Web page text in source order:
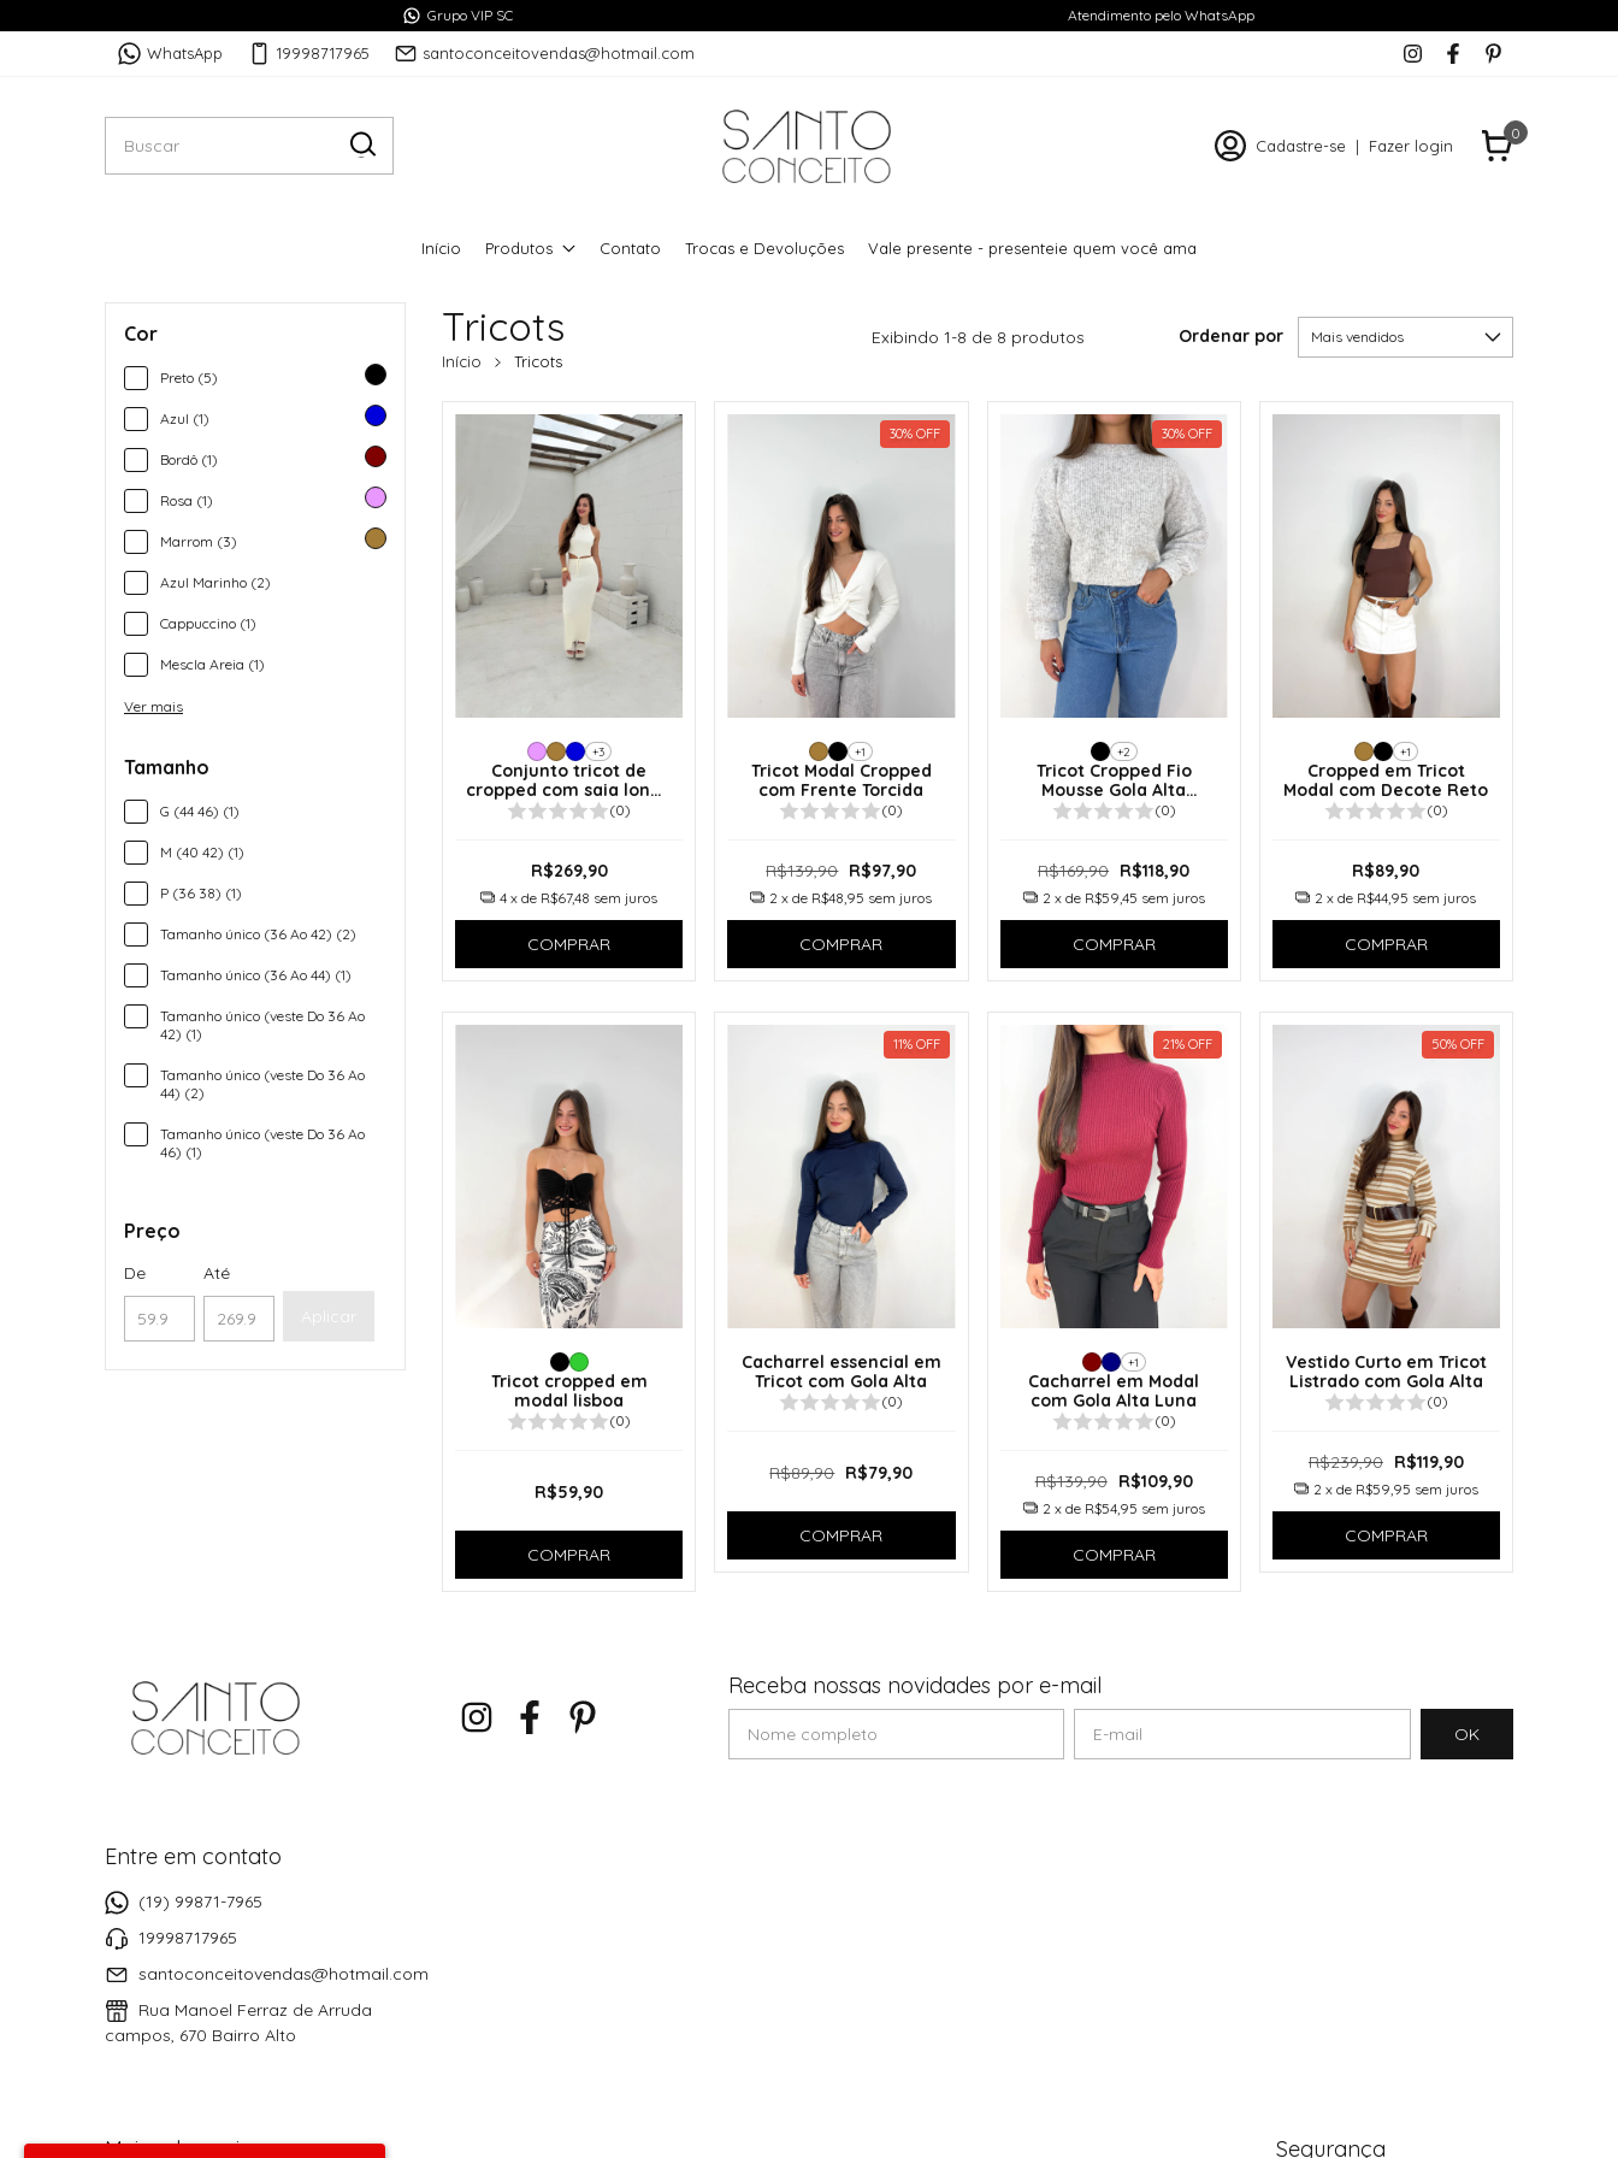
Grupo VIP SC Atendimento pelo WhatsApp
WhatsApp 19998717965 santoconceitovendas@hotmail.com
Cadastre-se | Fazer login
0
Início Produtos Contato Trocas e Devoluções Vale presente - presenteie quem você ama
Cor
Preto (5)
Azul (1)
Bordô (1)
Rosa (1)
Marrom (3)
Azul Marinho (2)
Cappuccino (1)
Mescla Areia (1)
Ver mais
Tamanho
G (44 46) (1)
M (40 42) (1)
P (36 38) (1)
Tamanho único (36 Ao 42) (2)
Tamanho único (36 Ao 44) (1)
Tamanho único (veste Do 36 Ao
42) (1)
Tamanho único (veste Do 36 Ao
44) (2)
Tamanho único (veste Do 36 Ao
46) (1)
Preço
De
Até
Aplicar
Tricots
Início Tricots
Exibindo 1-8 de 8 produtos Ordenar por
+3
Conjunto tricot de
cropped com saia longa
ana
(0)
R$269,90
4 x de R$67,48 sem juros
COMPRAR
30% OFF
+1
Tricot Modal Cropped
com Frente Torcida
(0)
R$139,90 R$97,90
2 x de R$48,95 sem juros
COMPRAR
30% OFF
+2
Tricot Cropped Fio
Mousse Gola Alta
Oversized Liz
(0)
R$169,90 R$118,90
2 x de R$59,45 sem juros
COMPRAR
+1
Cropped em Tricot
Modal com Decote Reto
(0)
R$89,90
2 x de R$44,95 sem juros
COMPRAR
Tricot cropped em
modal lisboa
(0)
R$59,90
COMPRAR
11% OFF
Cacharrel essencial em
Tricot com Gola Alta
(0)
R$89,90 R$79,90
COMPRAR
21% OFF
+1
Cacharrel em Modal
com Gola Alta Luna
(0)
R$139,90 R$109,90
2 x de R$54,95 sem juros
COMPRAR
50% OFF
Vestido Curto em Tricot
Listrado com Gola Alta
(0)
R$239,90 R$119,90
2 x de R$59,95 sem juros
COMPRAR
Receba nossas novidades por e-mail
Entre em contato
(19) 99871-7965
19998717965
santoconceitovendas@hotmail.com
Rua Manoel Ferraz de Arruda
campos, 670 Bairro Alto
Meios de envio Segurança